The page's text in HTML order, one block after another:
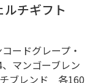
ルチギフト
ードグレープ・
マンゴーブレン
チブレンド 各160